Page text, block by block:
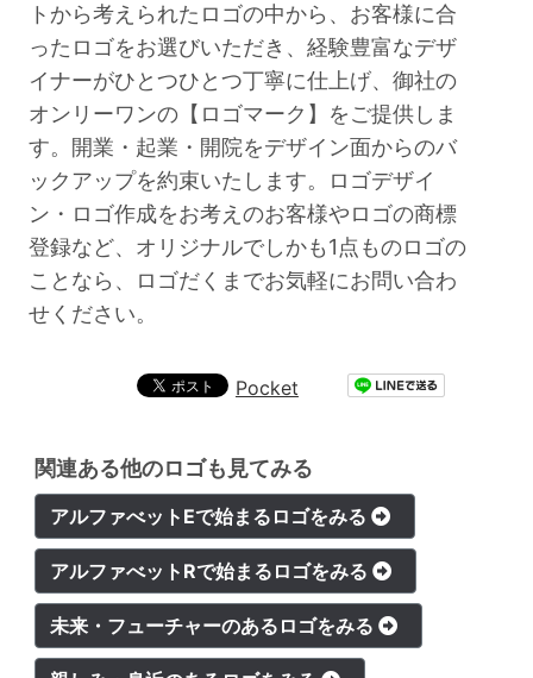
トから考えられたロゴの中から、お客様に合
ったロゴをお選びいただき、経験豊富なデザ
イナーがひとつひとつ丁寧に仕上げ、御社の
オンリーワンの【ロゴマーク】をご提供しま
す。開業・起業・開院をデザイン面からのバ
ックアップを約束いたします。ロゴデザイ
ン・ロゴ作成をお考えのお客様やロゴの商標
登録など、オリジナルでしかも1点ものロゴの
ことなら、ロゴだくまでお気軽にお問い合わ
せください。
Pocket
関連ある他のロゴも見てみる
アルファべットEで始まるロゴをみる
アルファべットRで始まるロゴをみる
未来・フューチャーのあるロゴをみる